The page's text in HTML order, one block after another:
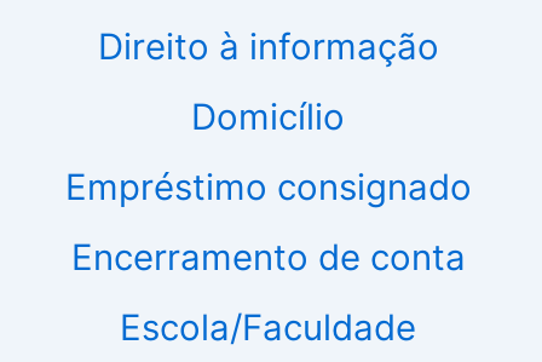
Direito à informação
Domicílio
Empréstimo consignado
Encerramento de conta
Escola/Faculdade